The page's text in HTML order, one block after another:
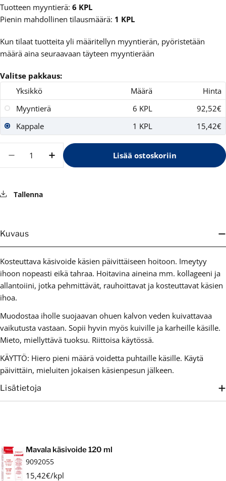
Tuotteen myyntierä: 6 KPL
Pienin mahdollinen tilausmäärä: 1 KPL
Kun tilaat tuotteita yli määritellyn myyntierän, pyöristetään
määrä aina seuraavaan täyteen myyntierään
Valitse pakkaus:
Yksikkö
Määrä
Hinta
Myyntierä
6 KPL
92,52€
Kappale
1 KPL 15,42€
Vähennä määrää tuotteelle Mavala käsivoide
Lisää määrää tuotteelle Mavala
Lisää ostoskoriin
Tallenna
Kuvaus
Kosteuttava käsivoide käsien päivittäiseen hoitoon. Imeytyy
ihoon nopeasti eikä tahraa. Hoitavina aineina mm. kollageeni ja
allantoiini, jotka pehmittävät, rauhoittavat ja kosteuttavat käsien
ihoa.
Muodostaa iholle suojaavan ohuen kalvon veden kuivattavaa
vaikutusta vastaan. Sopii hyvin myös kuiville ja karheille käsille.
Mieto, miellyttävä tuoksu. Riittoisa käytössä.
KÄYTTÖ: Hiero pieni määrä voidetta puhtaille käsille. Käytä
päivittäin, mieluiten jokaisen käsienpesun jälkeen.
Lisätietoja
OstoskoriMavala käsivoide 120 ml
9092055
15,42€/kpl